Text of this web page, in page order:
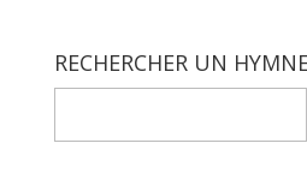
RECHERCHER UN